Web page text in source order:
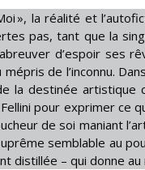
», la réalité et
pas, tant que la
d’espoir ses
de l’inconnu.
la destinée artistique
pour exprimer ce
de soi maniant
semblable au
distillée – qui donne